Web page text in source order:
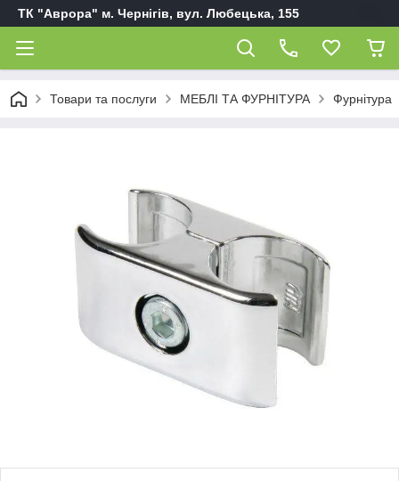
ТК "Аврора" м. Чернігів, вул. Любецька, 155
Товари та послуги МЕБЛІ ТА ФУРНІТУРА Фурнітура